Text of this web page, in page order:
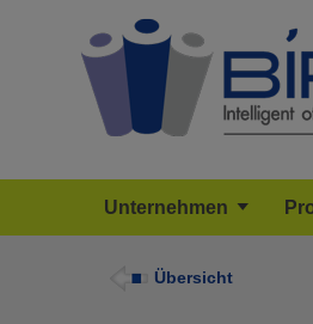
Unternehmen
Übersicht